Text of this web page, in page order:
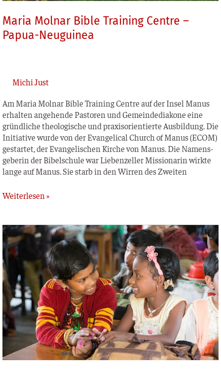
Maria Molnar Bible Training Centre –
Papua-Neuguinea
Michi Just
Am Maria Mol­nar Bible Trai­ning Cent­re auf der Insel Manus
erhal­ten ange­hen­de Pas­to­ren und Gemein­de­dia­ko­ne eine
gründ­li­che theo­lo­gi­sche und pra­xis­ori­en­tier­te Aus­bil­dung. Die
Initia­ti­ve wur­de von der Evan­ge­li­cal Church of Manus (ECOM)
gestar­tet, der Evan­ge­li­schen Kir­che von Manus. Die Namens­
ge­be­rin der Bibel­schu­le war Lie­ben­zel­ler Mis­sio­na­rin wirk­te
lan­ge auf Manus. Sie starb in den Wir­ren des Zweiten
Weiterlesen »
Kinderdorf
Dinajpur
–
Bangladesch